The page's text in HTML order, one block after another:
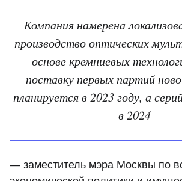
Компания намерена
производство оптических
основе кремниевых
поставку первых партий
планируется в 2023 году, а
в 2024
— заместитель мэра Москвы по